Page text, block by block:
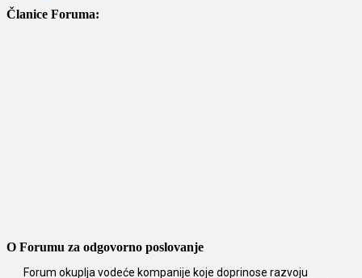
Članice Foruma:
O Forumu za odgovorno poslovanje
Forum okuplja vodeće kompanije koje doprinose razvoju